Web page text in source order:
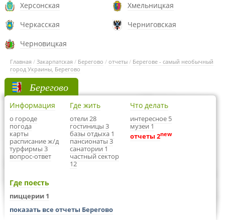
Херсонская
Хмельницкая
Черкасская
Черниговская
Черновицкая
Главная / Закарпатская / Берегово / отчеты / Берегове - самый необычный
город Украины, Берегово
Берегово
Информация
о городе
погода
карты
расписание ж/д
турфирмы 3
вопрос-ответ
Где жить
отели 28
гостиницы 3
базы отдыха 1
пансионаты 3
санатории 1
частный сектор
12
Что делать
интересное 5
музеи 1
отчеты 2new
Где поесть
пиццерии 1
показать все отчеты Берегово